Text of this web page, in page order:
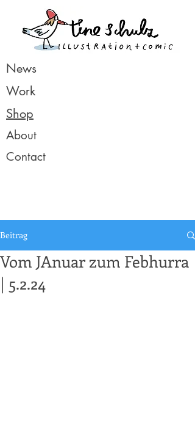
News
Work
Shop
About
Contact
Beitrag
Vom JAnuar zum Febhurra
| 5.2.24